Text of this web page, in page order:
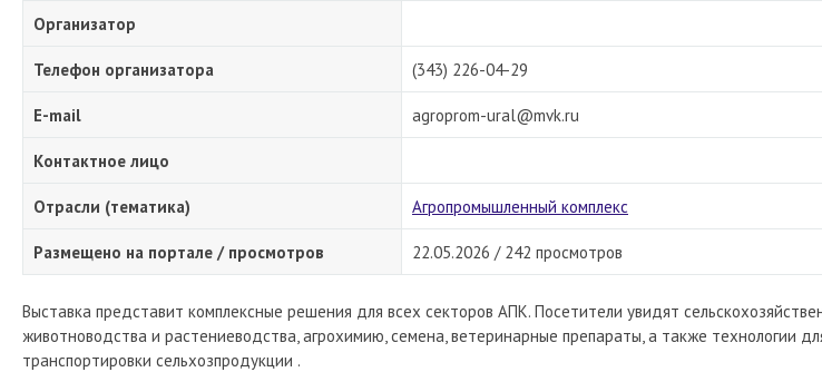
Организатор
Телефон организатора (343) 226-04-29
E-mail agroprom-ural@mvk.ru
Контактное лицо
Отрасли (тематика) Агропромышленный комплекс
Размещено на портале / просмотров 22.05.2026 / 242 просмотров
Выставка представит комплексные решения для всех секторов АПК. Посетители увидят
животноводства и растениеводства, агрохимию, семена, ветеринарные препараты, а также технологии
транспортировки сельхозпродукции .